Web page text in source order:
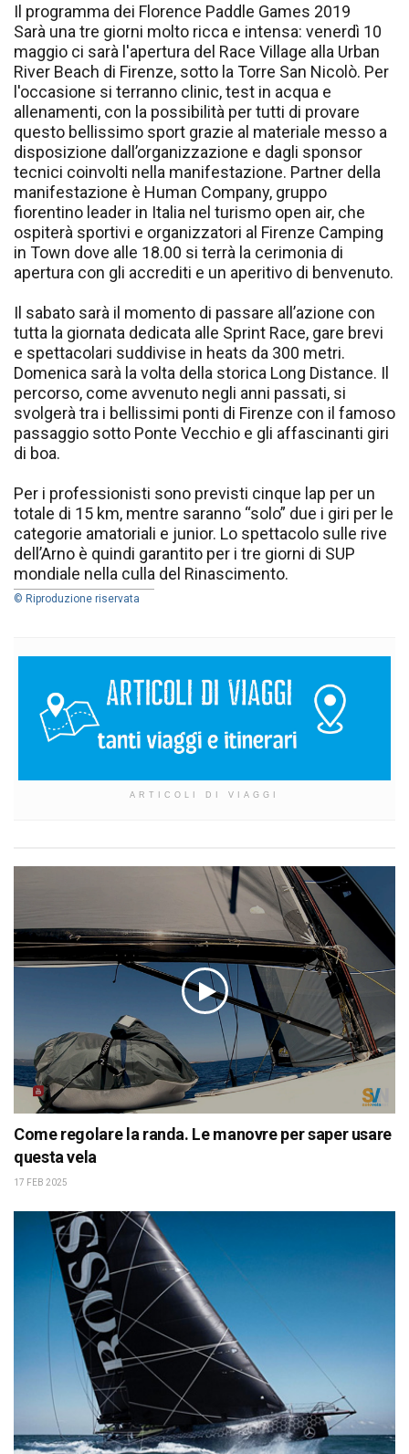
Il programma dei Florence Paddle Games 2019
Sarà una tre giorni molto ricca e intensa: venerdì 10
maggio ci sarà l'apertura del Race Village alla Urban
River Beach di Firenze, sotto la Torre San Nicolò. Per
l'occasione si terranno clinic, test in acqua e
allenamenti, con la possibilità per tutti di provare
questo bellissimo sport grazie al materiale messo a
disposizione dall’organizzazione e dagli sponsor
tecnici coinvolti nella manifestazione. Partner della
manifestazione è Human Company, gruppo
fiorentino leader in Italia nel turismo open air, che
ospiterà sportivi e organizzatori al Firenze Camping
in Town dove alle 18.00 si terrà la cerimonia di
apertura con gli accrediti e un aperitivo di benvenuto.
Il sabato sarà il momento di passare all’azione con
tutta la giornata dedicata alle Sprint Race, gare brevi
e spettacolari suddivise in heats da 300 metri.
Domenica sarà la volta della storica Long Distance. Il
percorso, come avvenuto negli anni passati, si
svolgerà tra i bellissimi ponti di Firenze con il famoso
passaggio sotto Ponte Vecchio e gli affascinanti giri
di boa.
Per i professionisti sono previsti cinque lap per un
totale di 15 km, mentre saranno “solo” due i giri per le
categorie amatoriali e junior. Lo spettacolo sulle rive
dell’Arno è quindi garantito per i tre giorni di SUP
mondiale nella culla del Rinascimento.
© Riproduzione riservata
ARTICOLI DI VIAGGI
Come regolare la randa. Le manovre per saper usare
questa vela
17 FEB 2025